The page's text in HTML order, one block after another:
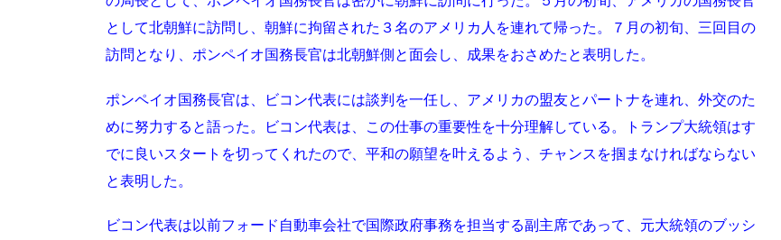
として北朝鮮に訪問し、朝鮮に拘留された３名のアメリカ人を連れて帰った。７月の初旬、三回目の
訪問となり、ポンペイオ国務長官は北朝鮮側と面会し、成果をおさめたと表明した。
ポンペイオ国務長官は、ビコン代表には談判を一任し、アメリカの盟友とパートナを連れ、外交のた
めに努力すると語った。ビコン代表は、この仕事の重要性を十分理解している。トランプ大統領はす
でに良いスタートを切ってくれたので、平和の願望を叶えるよう、チャンスを掴まなければならない
と表明した。
ビコン代表は以前フォード自動車会社で国際政府事務を担当する副主席であって、元大統領のブッシ